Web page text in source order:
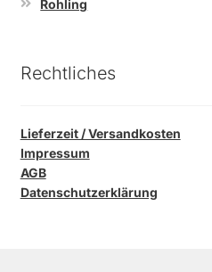
Rohling
Rechtliches
Lieferzeit / Versandkosten
Impressum
AGB
Datenschutzerklärung